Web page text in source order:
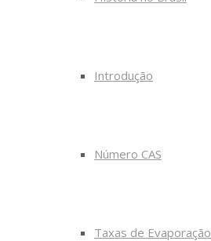
Introdução
Número CAS
Taxas de Evaporação